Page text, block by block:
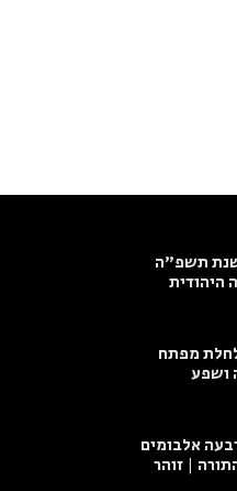
תשפ"ה
היהודית
מפתח
ושפע
אלבומים
| זוהר